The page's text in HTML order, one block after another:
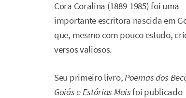
Cora Coralina (1889-1985) foi uma
importante escritora nascida em
que, mesmo com pouco estudo,
versos valiosos.
Seu primeiro livro,Poemas dos
Goiás e Estórias Maisfoi publicado